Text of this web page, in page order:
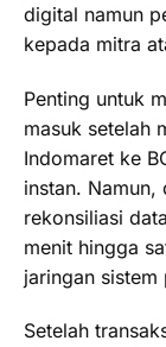
digital namun
kepada mitra
Penting untuk
masuk setelah
Indomaret ke
instan.
rekonsiliasi
menit hingga
jaringan sistem
Setelah